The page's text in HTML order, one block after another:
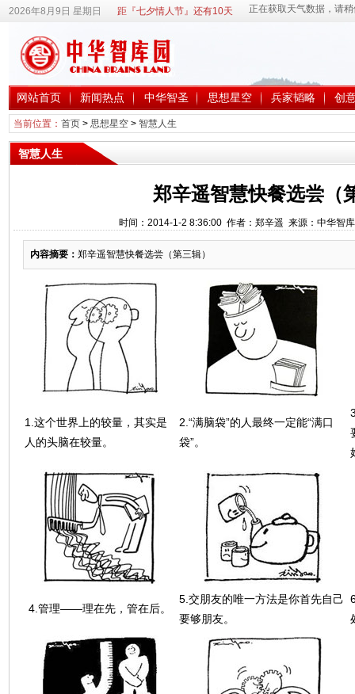
2026年8月9日 星期日 距『七夕情人节』还有10天
网站首页 新闻热点 中华智圣 思想星空 兵家韬略 创
当前位置： 首页> 思想星空> 智慧人生
智慧人生
郑辛遥智慧快餐选尝（
时间：2014-1-2 8:36:00 作者：郑辛遥 来源：中华智
内容摘要： 郑辛遥智慧快餐选尝（第三辑）
1.这个世界上的较量，其实是
人的头脑在较量。
2.“满脑袋”的人最终一定能“满口
袋”。
4.管理——理在先，管在后。
5.交朋友的唯一方法是你首先自己
要够朋友。